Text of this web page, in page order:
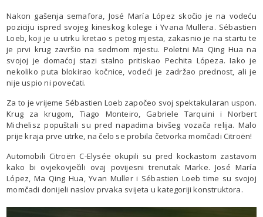
Nakon gašenja semafora, José María López skočio je na vodeću
poziciju ispred svojeg kineskog kolege i Yvana Mullera. Sébastien
Loeb, koji je u utrku kretao s petog mjesta, zakasnio je na startu te
je prvi krug završio na sedmom mjestu. Poletni Ma Qing Hua na
svojoj je domaćoj stazi stalno pritiskao Pechita Lópeza. Iako je
nekoliko puta blokirao kočnice, vodeći je zadržao prednost, ali je
nije uspio ni povećati.
Za to je vrijeme Sébastien Loeb započeo svoj spektakularan uspon.
Krug za krugom, Tiago Monteiro, Gabriele Tarquini i Norbert
Michelisz popuštali su pred napadima bivšeg vozača relija. Malo
prije kraja prve utrke, na čelo se probila četvorka momčadi Citroën!
Automobili Citroën C-Elysée okupili su pred kockastom zastavom
kako bi ovjekovječili ovaj povijesni trenutak Marke. José María
López, Ma Qing Hua, Yvan Muller i Sébastien Loeb time su svojoj
momčadi donijeli naslov prvaka svijeta u kategoriji konstruktora.